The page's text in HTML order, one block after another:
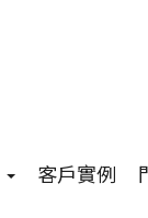
客戶實例